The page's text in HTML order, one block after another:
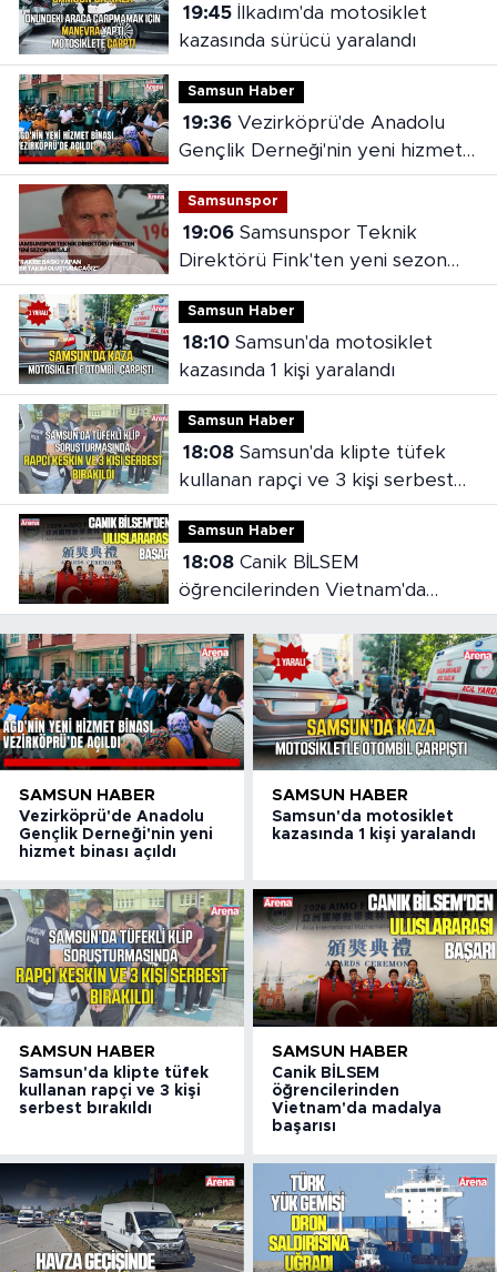
19:45İlkadım'da motosiklet
kazasında sürücü yaralandı
Samsun Haber
19:36Vezirköprü'de Anadolu
Gençlik Derneği'nin yeni hizmet
binası açıldı
Samsunspor
19:06Samsunspor Teknik
Direktörü Fink'ten yeni sezon
mesajı
Samsun Haber
18:10Samsun'da motosiklet
kazasında 1 kişi yaralandı
Samsun Haber
18:08Samsun'da klipte tüfek
kullanan rapçi ve 3 kişi serbest
bırakıldı
Samsun Haber
18:08Canik BİLSEM
öğrencilerinden Vietnam'da
madalya başarısı
SAMSUN HABER
Vezirköprü'de Anadolu
Gençlik Derneği'nin yeni
hizmet binası açıldı
SAMSUN HABER
Samsun'da motosiklet
kazasında 1 kişi yaralandı
SAMSUN HABER
Samsun'da klipte tüfek
kullanan rapçi ve 3 kişi
serbest bırakıldı
SAMSUN HABER
Canik BİLSEM
öğrencilerinden
Vietnam'da madalya
başarısı